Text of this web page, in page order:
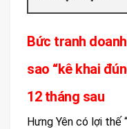
Bức tranh
sao “kê khai
12 tháng sau
Hưng Yên có lợi thế